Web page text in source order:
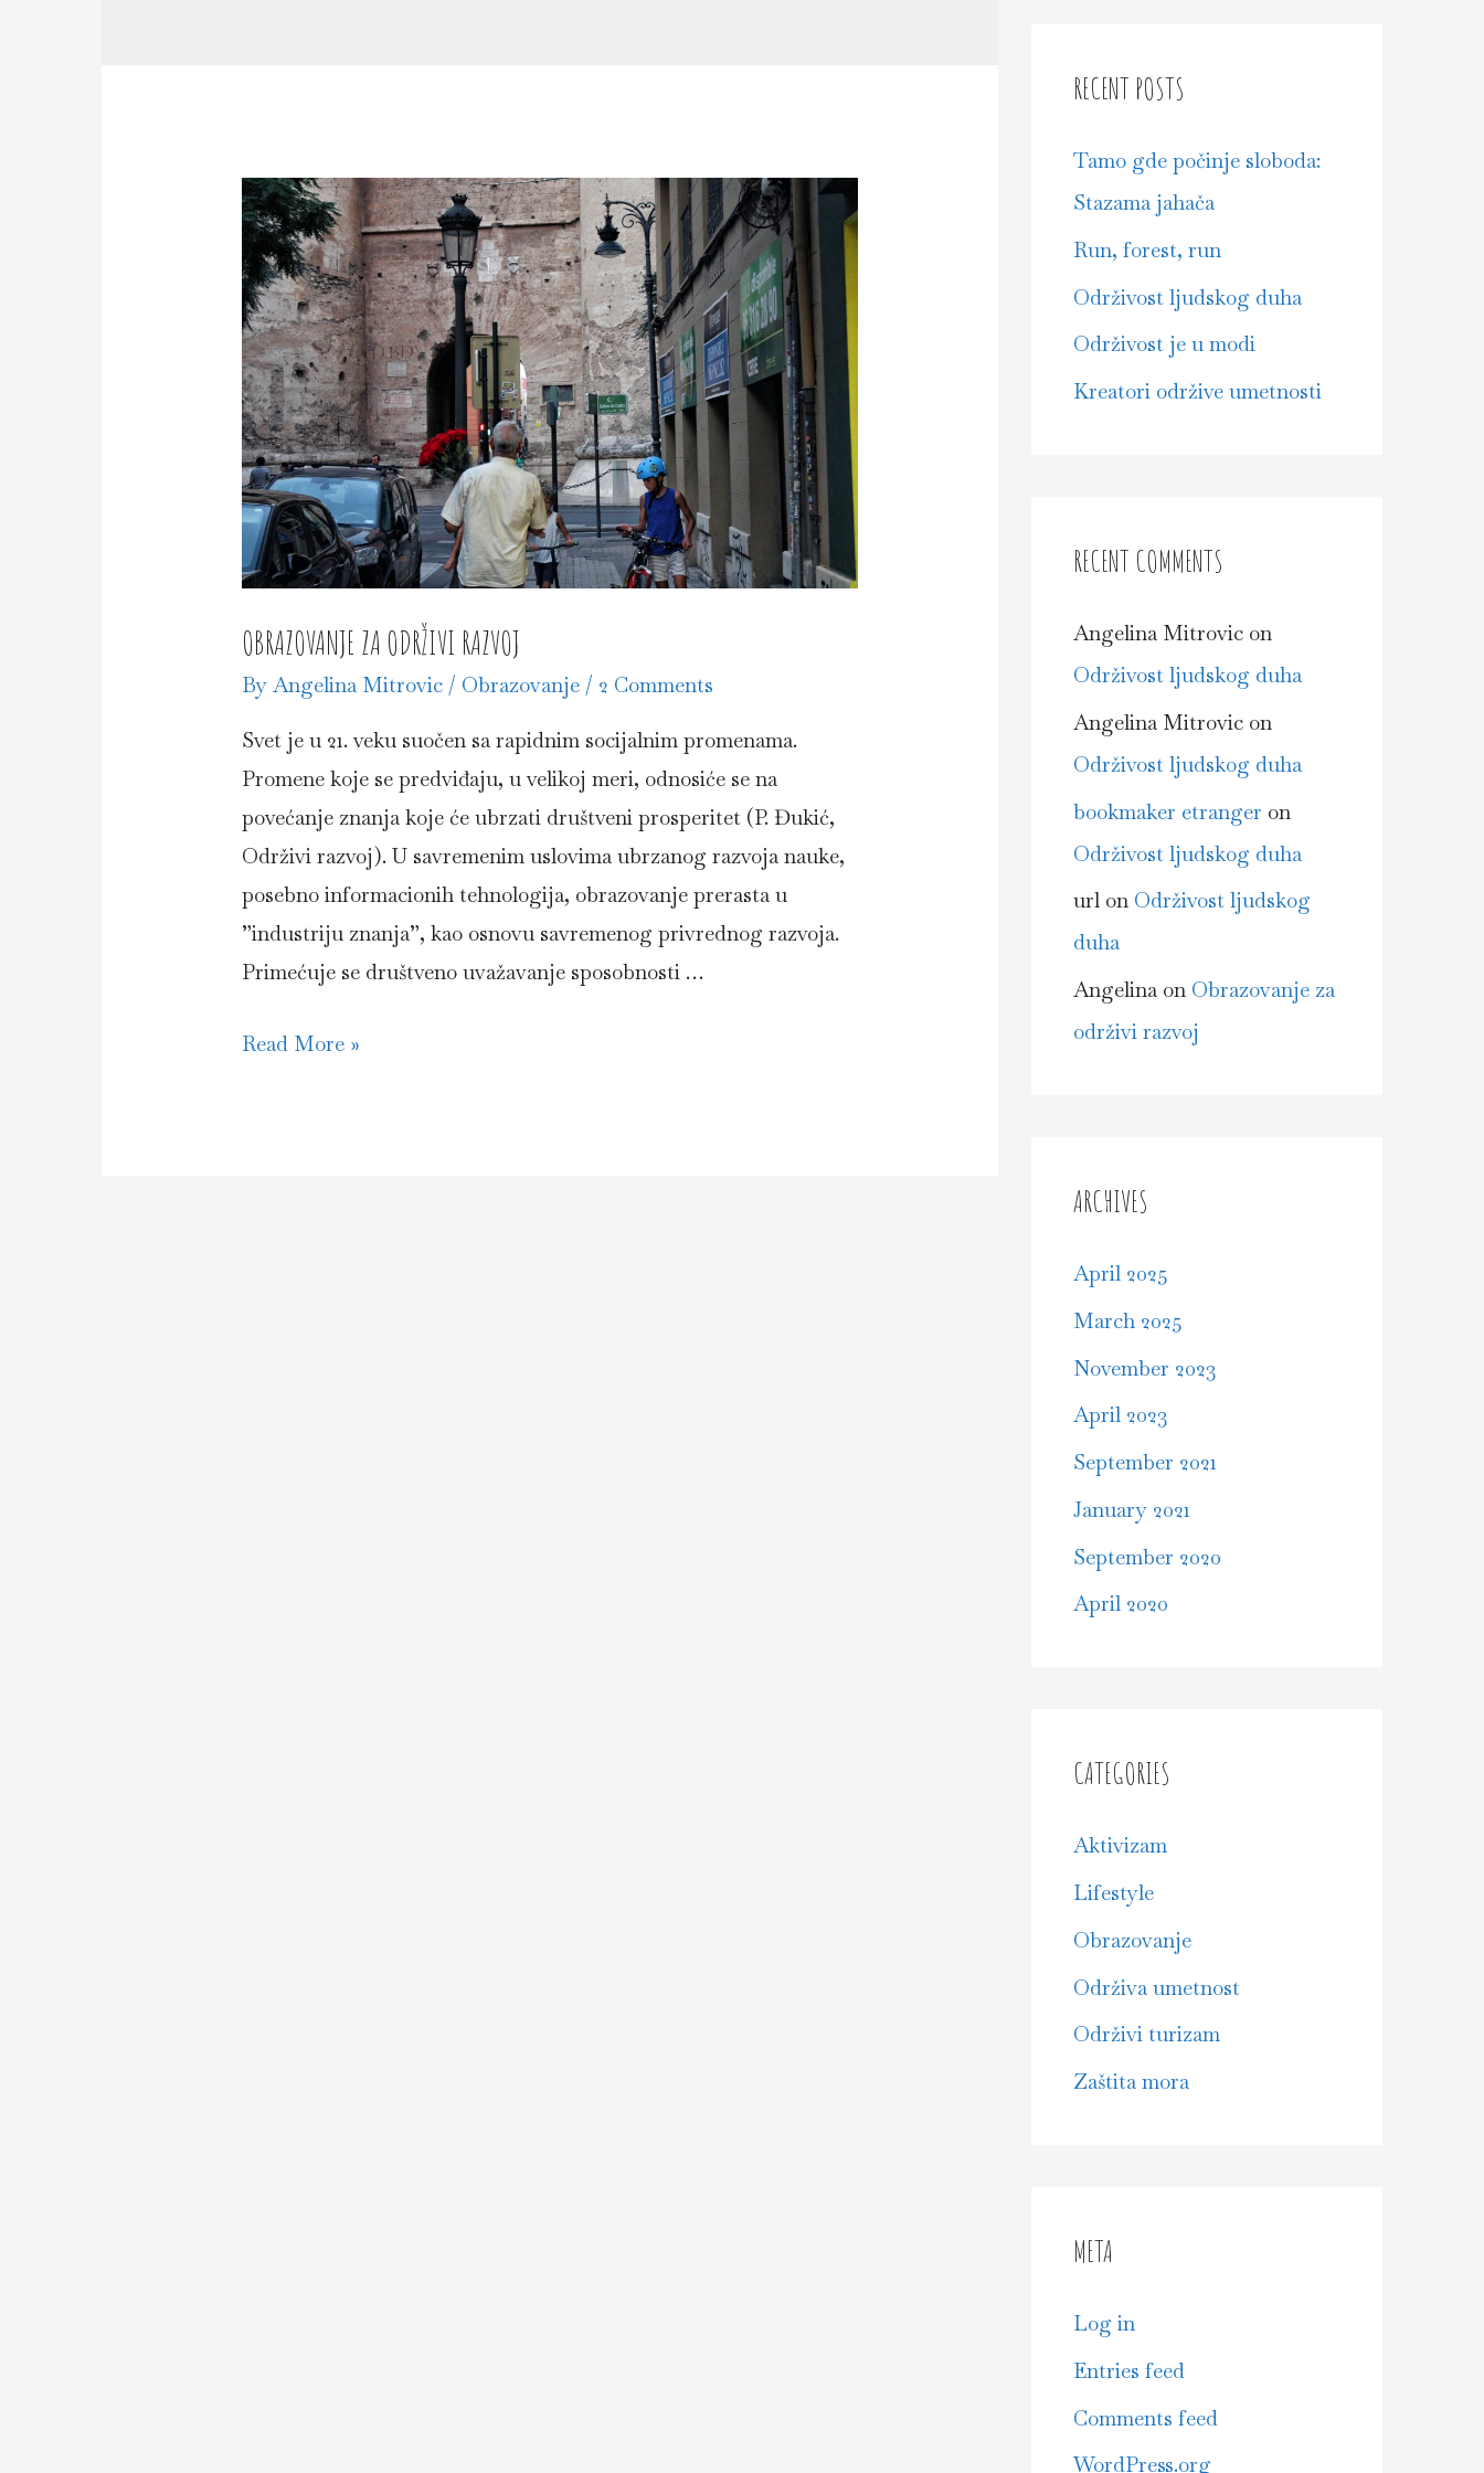
OBRAZOVANJE ZA ODRŽIVI RAZVOJ
By Angelina Mitrovic / Obrazovanje/ 2 Comments
Svet je u 21. veku suočen sa rapidnim socijalnim promenama.
Promene koje se predviđaju, u velikoj meri, odnosiće se na
povećanje znanja koje će ubrzati društveni prosperitet (P. Đukić,
Održivi razvoj). U savremenim uslovima ubrzanog razvoja nauke,
posebno informacionih tehnologija, obrazovanje prerasta u
”industriju znanja”, kao osnovu savremenog privrednog razvoja.
Primećuje se društveno uvažavanje sposobnosti …
Obrazovanje
Read More »
h
f
o
RECENT POSTS
Tamo gde počinje sloboda:
Stazama jahača
Run, forest, run
Održivost ljudskog duha
Održivost je u modi
Kreatori održive umetnosti
RECENT COMMENTS
Angelina Mitrovic on
Održivost ljudskog duha
Angelina Mitrovic on
Održivost ljudskog duha
bookmaker etranger on
Održivost ljudskog duha
url on Održivost ljudskog
duha
Angelina on Obrazovanje za
održivi razvoj
ARCHIVES
April 2025
March 2025
November 2023
April 2023
September 2021
January 2021
September 2020
April 2020
CATEGORIES
Aktivizam
Lifestyle
Obrazovanje
Održiva umetnost
Održivi turizam
Zaštita mora
META
Log in
Entries feed
Comments feed
WordPress.org